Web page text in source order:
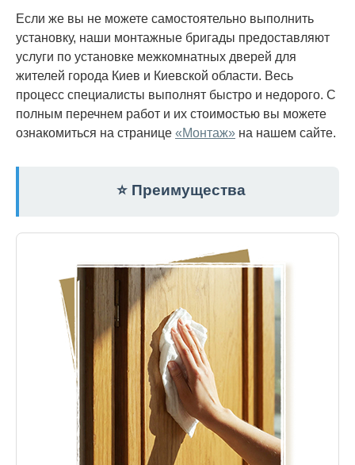
Если же вы не можете самостоятельно выполнить
установку, наши монтажные бригады предоставляют
услуги по установке межкомнатных дверей для
жителей города Киев и Киевской области. Весь
процесс специалисты выполнят быстро и недорого. С
полным перечнем работ и их стоимостью вы можете
ознакомиться на странице «Монтаж» на нашем сайте.
⭐ Преимущества